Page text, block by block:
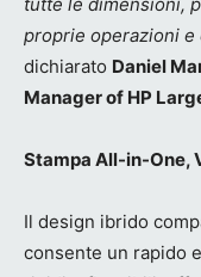
proprie operazioni e
dichiarato Daniel
Manager of HP
Stampa All-in-One,
Il design ibrido
consente un rapido